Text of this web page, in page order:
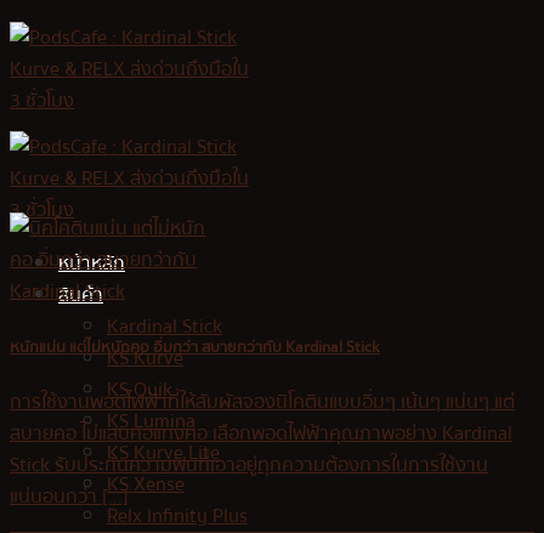
Skip
to
content
หน้าหลัก
สินค้า
Kardinal Stick
KS Kurve
KS Quik
KS Lumina
KS Kurve Lite
KS Xense
Relx Infinity Plus
หนักแน่น แต่ไม่หนักคอ อิ่มกว่า สบายกว่ากับ Kardinal Stick
การใช้งานพอดไฟฟ้าที่ให้สัมผัสจองนิโคตินแบบอิ่มๆ เน้นๆ แน่นๆ แต่
สบายคอ ไม่แสบคอแทงคอ เลือกพอดไฟฟ้าคุณภาพอย่าง Kardinal
Stick รับประกันความฟินที่เอาอยู่ทุกความต้องการในการใช้งาน
แน่นอนกว่า [...]